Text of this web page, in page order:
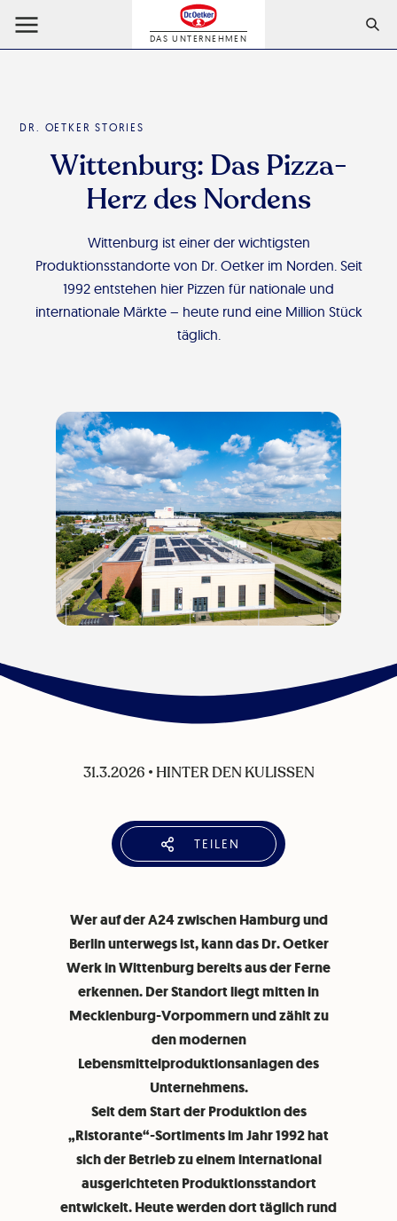
DAS UNTERNEHMEN
DR. OETKER STORIES
Wittenburg: Das Pizza-
Herz des Nordens
Wittenburg ist einer der wichtigsten
Produktionsstandorte von Dr. Oetker im Norden. Seit
1992 entstehen hier Pizzen für nationale und
internationale Märkte – heute rund eine Million Stück
täglich.
31.3.2026 • HINTER DEN KULISSEN
TEILEN
Wer auf der A24 zwischen Hamburg und
Berlin unterwegs ist, kann das Dr. Oetker
Werk in Wittenburg bereits aus der Ferne
erkennen. Der Standort liegt mitten in
Mecklenburg-Vorpommern und zählt zu
den modernen
Lebensmittelproduktionsanlagen des
Unternehmens.
Seit dem Start der Produktion des
„Ristorante“-Sortiments im Jahr 1992 hat
sich der Betrieb zu einem international
ausgerichteten Produktionsstandort
entwickelt. Heute werden dort täglich rund